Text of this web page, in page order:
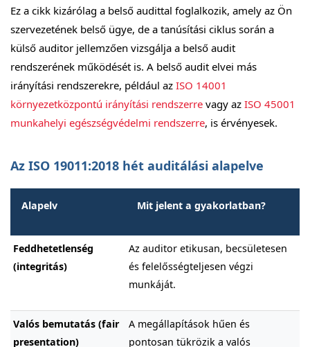
Ez a cikk kizárólag a belső audittal foglalkozik, amely az Ön
szervezetének belső ügye, de a tanúsítási ciklus során a
külső auditor jellemzően vizsgálja a belső audit
rendszerének működését is. A belső audit elvei más
irányítási rendszerekre, például az ISO 14001
környezetközpontú irányítási rendszerre vagy az ISO 45001
munkahelyi egészségvédelmi rendszerre, is érvényesek.
Az ISO 19011:2018 hét auditálási alapelve
Alapelv Mit jelent a gyakorlatban?
Feddhetetlenség
(integritás)
Az auditor etikusan, becsületesen
és felelősségteljesen végzi
munkáját.
Valós bemutatás (fair
presentation)
A megállapítások hűen és
pontosan tükrözik a valós